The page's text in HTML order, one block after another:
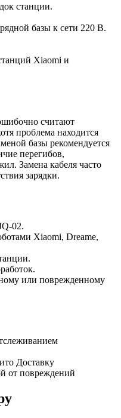
станции.
базы к сети 220 В.
Xiaomi и
считают
проблема находится
базы рекомендуется
перегибов,
Замена кабеля часто
зарядки.
02.
Xiaomi, Dreame,
или поврежденному
Доставку
от повреждений